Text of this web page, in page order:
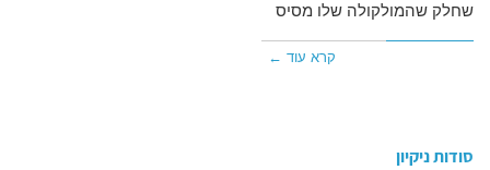
שחלק שהמולקולה שלו מסיס
קרא עוד ←
סודות ניקיון